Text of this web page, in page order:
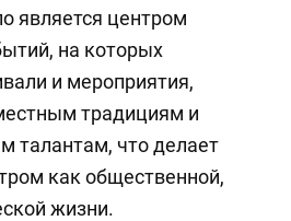
является центром
на которых
и мероприятия,
традициям и
талантам, что делает
как общественной,
жизни.